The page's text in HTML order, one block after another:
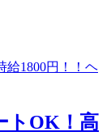
トOK！高